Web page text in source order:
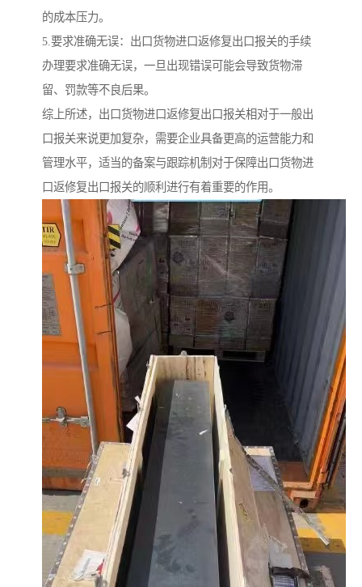
的成本压力。
5.要求准确无误：出口货物进口返修复出口报关的手续
办理要求准确无误，一旦出现错误可能会导致货物滞
留、罚款等不良后果。
综上所述，出口货物进口返修复出口报关相对于一般出
口报关来说更加复杂，需要企业具备更高的运营能力和
管理水平，适当的备案与跟踪机制对于保障出口货物进
口返修复出口报关的顺利进行有着重要的作用。